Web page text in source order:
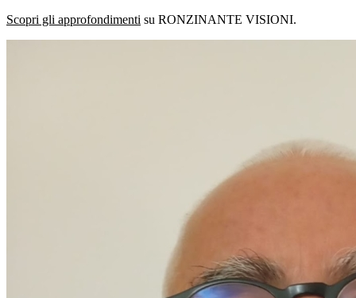
Scopri gli approfondimenti su RONZINANTE VISIONI.